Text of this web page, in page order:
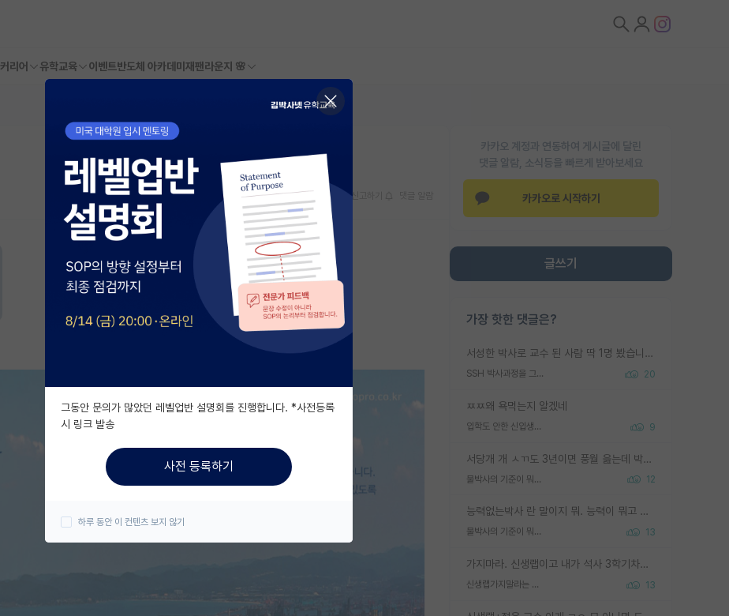
커리어 유학교육 이벤트반도체 아카데미 재팬라운지 🌸
카카오 계정과 연동하여 게시글에 달린
댓글 알람, 소식등을 빠르게 받아보세요
카카오로 시작하기
글쓰기
가장 핫한 댓글은?
서성한 박사로 교수 된 사람 딱 1명 봤습니다. 근데 지방대 박사로 교수된 거는 기적이 일어나야되요. 서성한 학부부터여도 빡센게 교수임용일텐데 지방대박사로 무슨 교수가 되나요...... 중소기업/중견기업 팀장급/연구소장급이나 될거 같네요.
SSH 박사과정을 그만두고 지방대 박사로 옮기면 교수의 꿈은 끝일까요? 20
ㅉㅉ왜 욕먹는지 알겠네
입학도 안한 신입생이 원래 관심을 받나요 9
서당개 개 ㅅㄲ도 3년이면 풍월 읊는데 박사 5년 이상 대리고 있으면서 물된건 교수 탓 맞는ㄱ게 거기가 서당이 아니란 소리임
물박사의 기준이 뭐임? 12
능력없는박사 란 말이지 뭐. 능력이 뭐고 능력이 있다는게 뭔지는 사람마다 기준이 다르니까 얘기해봐야 서로 자기 기준만 얘기해서 논쟁이 끝이 안나고. 주위에서 능력있고 야심있는 신입생이 교수가 유의미한 피드백을 아예 안주면서 제대로된 과제에 참여해볼 기회도 제공하지 않고 잡일 뺑뺑이만 돌려서 맨날 단순작업만 하면서 밤새다가 눈빛이 점점 죽어가는걸 본 사람은 물박사는 교수탓이라고 하고, 교수는 이것저것 알려도 주고 기회도 주고 사수 동기 붙여주면서 어떻게든 끌고가려고 하는데 본인이 매일 뺀질거리면서 출근 하는둥마는둥 하다가 기껏 와서도 폰이나 쳐다보다가 실험 망치고 저녁약속있어서 먼저 가볼게요~ 하는걸 본 사람은 물박사는 본인탓이라고 함.
물박사의 기준이 뭐임? 13
가지마라. 신생랩이고 내가 석사 3학기차인데 최고참인데 나도 아무것도 모르는데 교수가 후배들 왜 논문 교육 안시키냐. 논문 왜 안 써오냐 닦달한다
신생랩가지말라는 이유가 있었구나 13
스크랩 신고하기
그동안 문의가 많았던 레벨업반 설명회를 진행합니다. *사전등록
시 링크 발송
사전 등록하기
하루 동안 이 컨텐츠 보지 않기